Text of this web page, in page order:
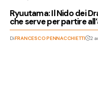
Ryuutama: Il Nido dei
che serve per partire
DiFRANCESCO PENNACCHIETTI 2